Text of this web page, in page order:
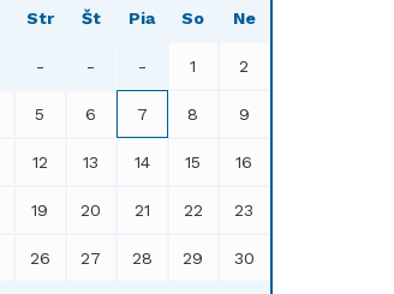
Str Št Pia So Ne
- - - 1 2
5 6 7 8 9
12 13 14 15 16
19 20 21 22 23
26 27 28 29 30